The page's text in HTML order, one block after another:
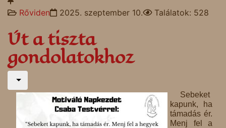
Rőviden 2025. szeptember 10. Találatok: 528
Út a tiszta
gondolatokhoz
Sebeket
kapunk, ha
támadás ér.
Menj fel a